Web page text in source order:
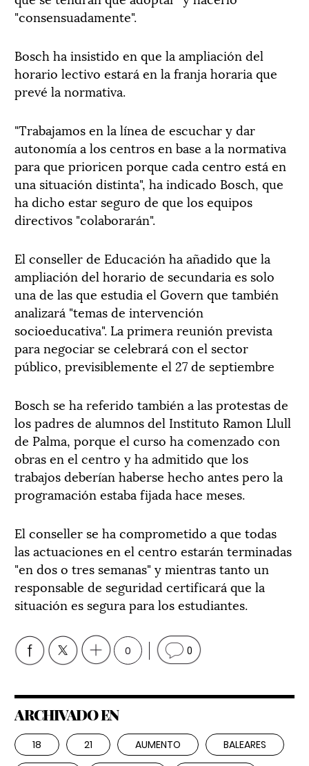
"consensuadamente".
Bosch ha insistido en que la ampliación del
horario lectivo estará en la franja horaria que
prevé la normativa.
"Trabajamos en la línea de escuchar y dar
autonomía a los centros en base a la normativa
para que prioricen porque cada centro está en
una situación distinta", ha indicado Bosch, que
ha dicho estar seguro de que los equipos
directivos "colaborarán".
El conseller de Educación ha añadido que la
ampliación del horario de secundaria es solo
una de las que estudia el Govern que también
analizará "temas de intervención
socioeducativa". La primera reunión prevista
para negociar se celebrará con el sector
público, previsiblemente el 27 de septiembre
Bosch se ha referido también a las protestas de
los padres de alumnos del Instituto Ramon Llull
de Palma, porque el curso ha comenzado con
obras en el centro y ha admitido que los
trabajos deberían haberse hecho antes pero la
programación estaba fijada hace meses.
El conseller se ha comprometido a que todas
las actuaciones en el centro estarán terminadas
"en dos o tres semanas" y mientras tanto un
responsable de seguridad certificará que la
situación es segura para los estudiantes.
0 0
ARCHIVADO EN
18 21 AUMENTO BALEARES